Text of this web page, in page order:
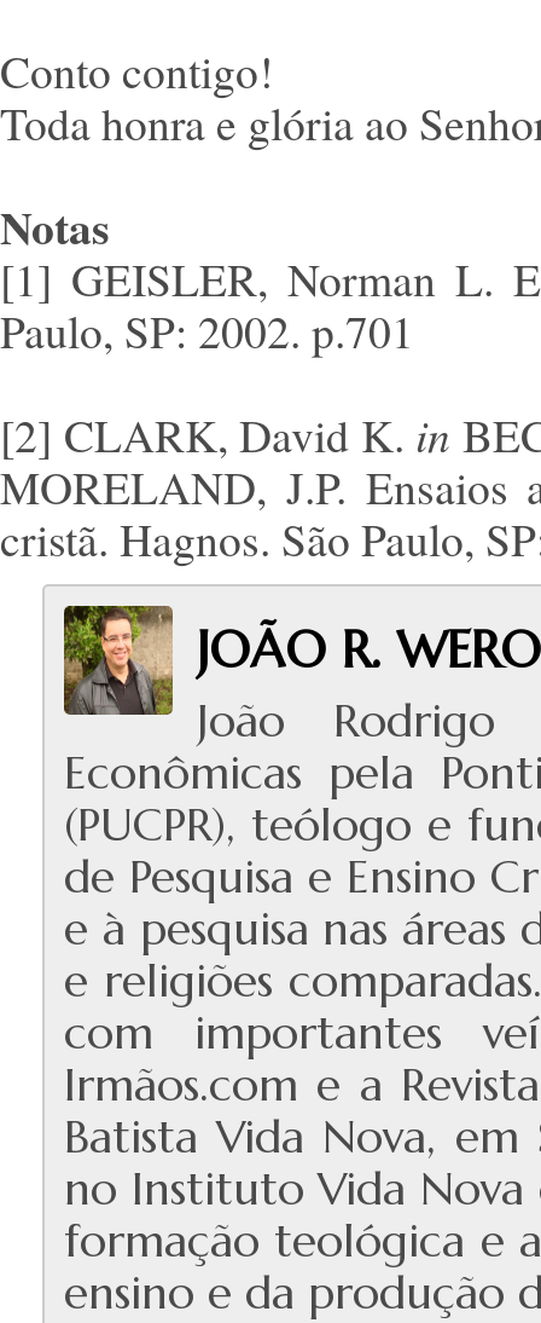
Conto contigo!
Toda honra e glória ao
Notas
[1] GEISLER, Norman L.
Paulo, SP: 2002. p.701
[2] CLARK, David K. in
MORELAND, J.P. Ensaios
cristã. Hagnos. São Paulo,
JOÃO R.
João
Econômicas pela
(PUCPR), teólogo e
de Pesquisa e Ensino
e à pesquisa nas
e religiões
com importantes
Irmãos.com e a
Batista Vida Nova, em
no Instituto Vida
formação teológica e
ensino e da produção